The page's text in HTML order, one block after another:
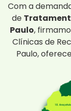
Com a
de
Paulo,
Clínicas de
Paulo,